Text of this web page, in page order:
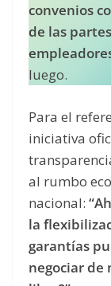
convenios
de las
luego.
Para el
iniciativa
al rumbo
nacional:
la
garantías
negociar de